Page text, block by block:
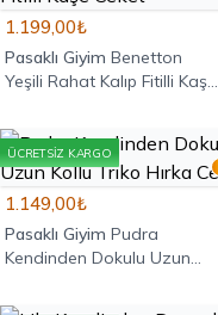
1.199,00₺
Pasaklı Giyim Benetton
Yeşili Rahat Kalıp Fitilli Kaşe
ÜCRETSIZ KARGO
1.149,00₺
Pasaklı Giyim Pudra
Kendinden Dokulu Uzun